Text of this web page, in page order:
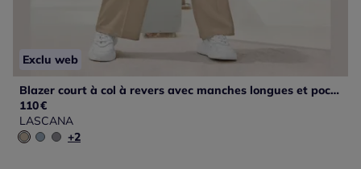
Exclu web
Blazer court à col à revers avec manches longues et poches
110€
LASCANA
+2